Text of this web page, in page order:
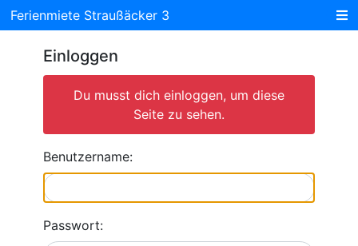
Ferienmiete Straußäcker 3
Einloggen
Du musst dich einloggen, um diese
Seite zu sehen.
Benutzername:
Passwort: